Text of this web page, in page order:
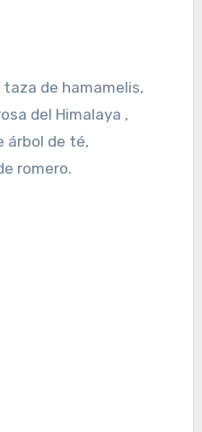
de hamamelis,
del Himalaya ,
árbol de té,
romero.